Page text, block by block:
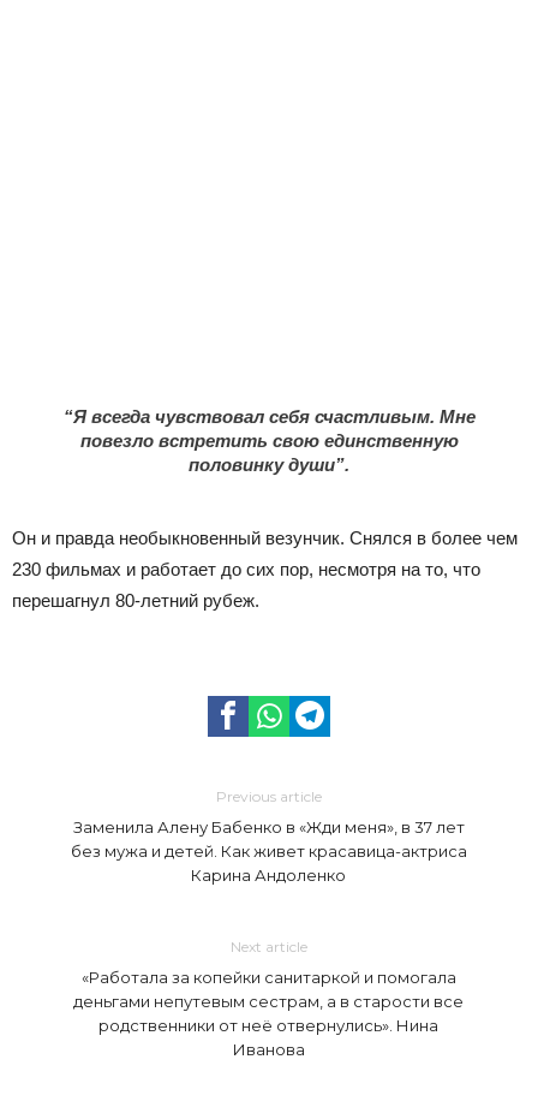
“Я всегда чувствовал себя счастливым. Мне
повезло встретить свою единственную
половинку души”.
Он и правда необыкновенный везунчик. Снялся в более чем
230 фильмах и работает до сих пор, несмотря на то, что
перешагнул 80-летний рубеж.
Previous article
Заменила Алену Бабенко в «Жди меня», в 37 лет
без мужа и детей. Как живет красавица-актриса
Карина Андоленко
Next article
«Работала за копейки санитаркой и помогала
деньгами непутевым сестрам, а в старости все
родственники от неё отвернулись». Нина
Иванова